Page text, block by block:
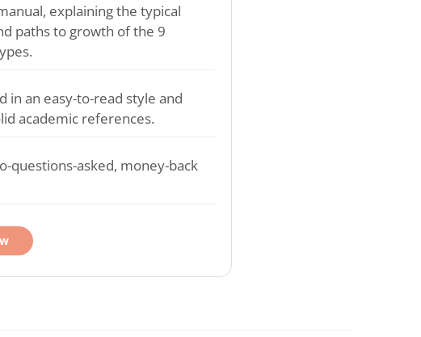
explaining the typical
paths to growth of the 9
in an easy-to-read style and
academic references.
questions-asked, money-back